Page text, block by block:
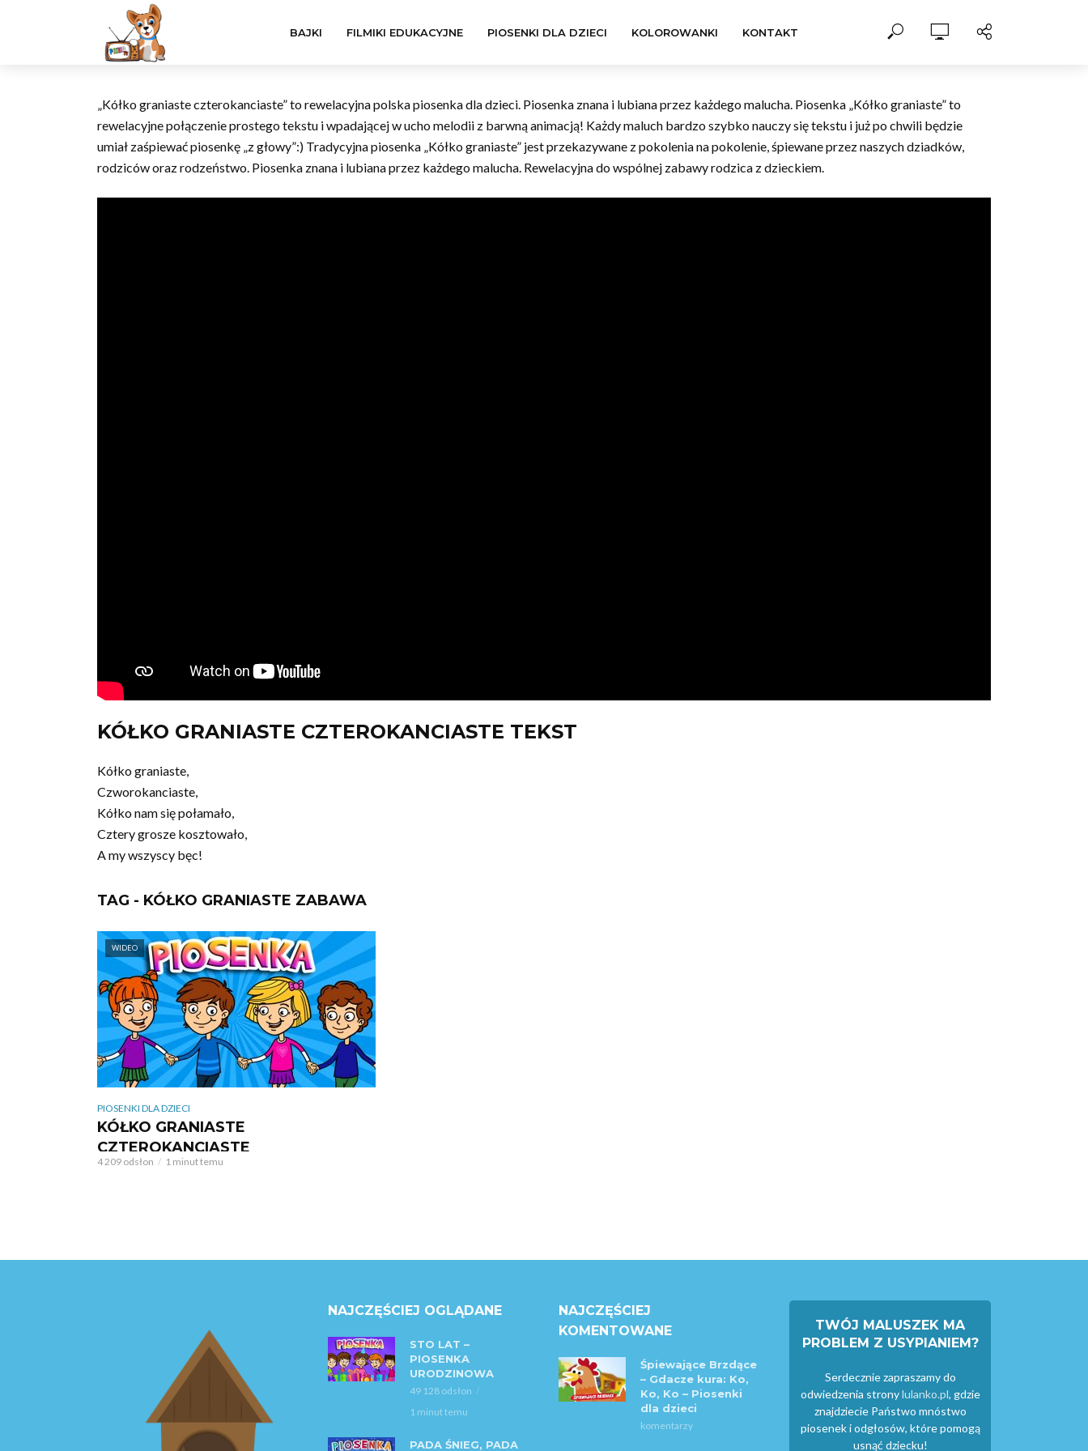
BAJKI FILMIKI EDUKACYJNE PIOSENKI DLA DZIECI KOLOROWANKI KONTAKT
„Kółko graniaste czterokanciaste” to rewelacyjna polska piosenka dla dzieci. Piosenka znana i lubiana przez każdego malucha. Piosenka „Kółko graniaste” to
rewelacyjne połączenie prostego tekstu i wpadającej w ucho melodii z barwną animacją! Każdy maluch bardzo szybko nauczy się tekstu i już po chwili będzie
umiał zaśpiewać piosenkę „z głowy”:) Tradycyjna piosenka „Kółko graniaste” jest przekazywane z pokolenia na pokolenie, śpiewane przez naszych dziadków,
rodziców oraz rodzeństwo. Piosenka znana i lubiana przez każdego malucha. Rewelacyjna do wspólnej zabawy rodzica z dzieckiem.
KÓŁKO GRANIASTE CZTEROKANCIASTE TEKST
Kółko graniaste,
Czworokanciaste,
Kółko nam się połamało,
Cztery grosze kosztowało,
A my wszyscy bęc!
TAG - KÓŁKO GRANIASTE ZABAWA
WIDEO
PIOSENKI DLA DZIECI
KÓŁKO GRANIASTE
CZTEROKANCIASTE
4 209 odsłon 1 minut temu
NAJCZĘŚCIEJ OGLĄDANE
STO LAT –
PIOSENKA
URODZINOWA
49 128 odsłon
1 minut temu
PADA ŚNIEG, PADA
NAJCZĘŚCIEJ
KOMENTOWANE
Śpiewające Brzdące
– Gdacze kura: Ko,
Ko, Ko – Piosenki
dla dzieci
komentarzy
TWÓJ MALUSZEK MA
PROBLEM Z USYPIANIEM?
Serdecznie zapraszamy do
odwiedzenia stronylulanko.pl, gdzie
znajdziecie Państwo mnóstwo
piosenek i odgłosów, które pomogą
usnąć dziecku!